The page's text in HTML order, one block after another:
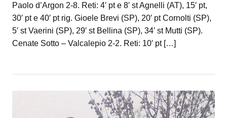
Paolo d’Argon 2-8. Reti: 4′ pt e 8′ st Agnelli (AT), 15′ pt,
30′ pt e 40′ pt rig. Gioele Brevi (SP), 20′ pt Cornolti (SP),
5′ st Vaerini (SP), 29′ st Bellina (SP), 34′ st Mutti (SP).
Cenate Sotto – Valcalepio 2-2. Reti: 10′ pt […]